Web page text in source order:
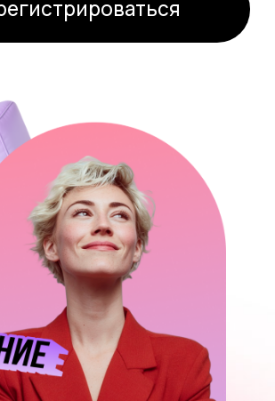
на Z, Y, X больше
обучения
не работают
бюджеты
экран»
в шоу
молодым
и почему у них
от развития